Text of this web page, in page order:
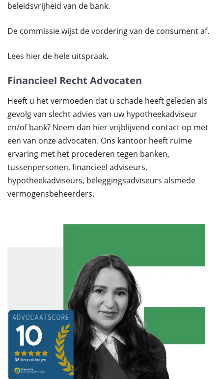
beleidsvrijheid van de bank.
De commissie wijst de vordering van de consument af.
Lees hier de hele uitspraak.
Financieel Recht Advocaten
Heeft u het vermoeden dat u schade heeft geleden als
gevolg van slecht advies van uw hypotheekadviseur
en/of bank? Neem dan hiervrijblijvend contact op met
een van onze advocaten. Ons kantoor heeft ruime
ervaring met het procederen tegen banken,
tussenpersonen, financieel adviseurs,
hypotheekadviseurs, beleggingsadviseurs alsmede
vermogensbeheerders.